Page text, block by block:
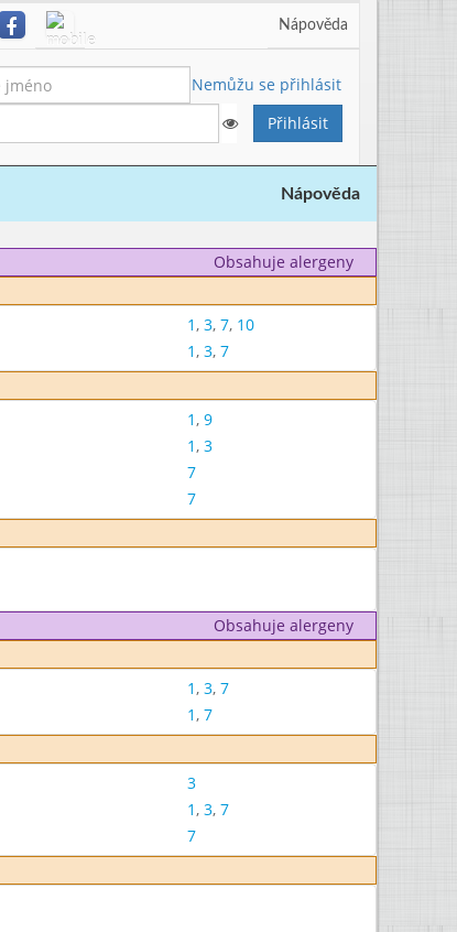
Nápověda
Nemůžu se přihlásit
Nápověda
Obsahuje alergeny
1, 3, 7, 10
1, 3, 7
1, 9
1, 3
7
7
Obsahuje alergeny
1, 3, 7
1, 7
3
1, 3, 7
7